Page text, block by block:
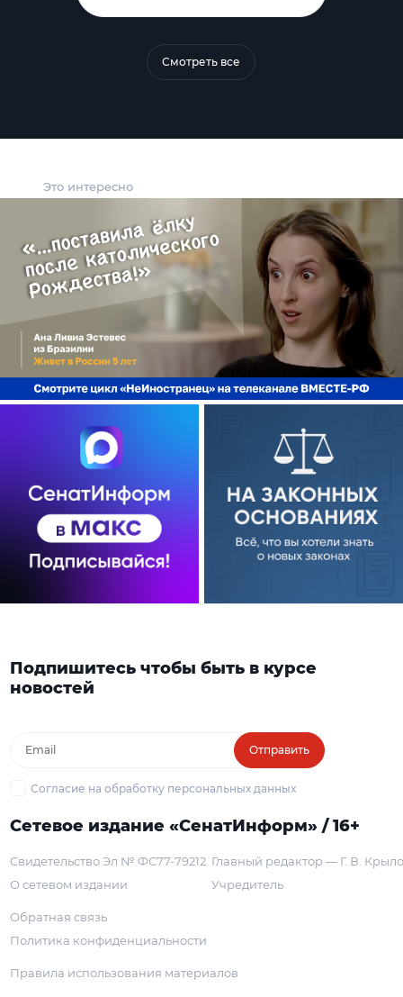
Это интересно
Смотреть все
Подпишитесь чтобы быть в курсе
новостей
Отправить
Согласие на обработку персональных данных
Сетевое издание «СенатИнформ» / 16+
Свидетельство Эл № ФС77-79212
О сетевом издании
Главный редактор — Г. В.
Учредитель
Обратная связь
Политика конфиденциальности
Правила использования материалов